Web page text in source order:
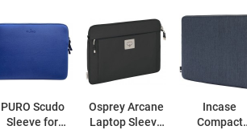
PURO Scudo
Sleeve for
Osprey Arcane
Laptop Sleeve
Incase
Compact